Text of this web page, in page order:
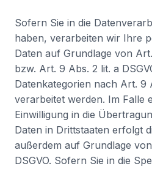
Sofern Sie in die
haben, verarbeiten wir Ihre
Daten auf Grundlage von
bzw. Art. 9 Abs. 2 lit. a
Datenkategorien nach Art. 9
verarbeitet werden. Im Falle
Einwilligung in die
Daten in Drittstaaten erfolgt
außerdem auf Grundlage
DSGVO. Sofern Sie in die